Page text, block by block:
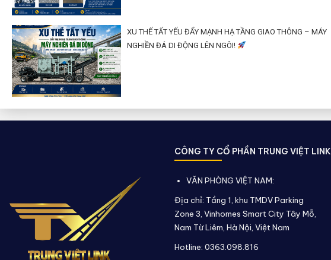
XU THẾ TẤT YẾU ĐẨY MẠNH HẠ TẦNG GIAO THÔNG – MÁY
NGHIỀN ĐÁ DI ĐỘNG LÊN NGÔI!
CÔNG TY CỔ PHẦN TRUNG VIỆT LINK
VĂN PHÒNG VIỆT NAM:
Địa chỉ: Tầng 1, khu TMDV Parking
Zone 3, Vinhomes Smart City Tây Mỗ,
Nam Từ Liêm, Hà Nội, Việt Nam
Hotline: 0363.098.816